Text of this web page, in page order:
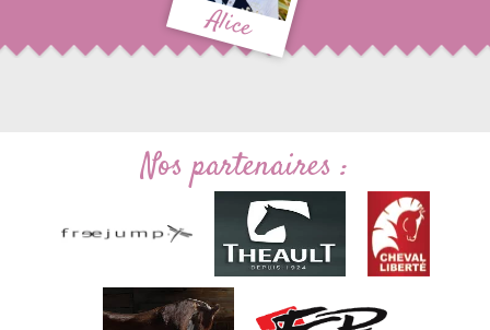
Alice
Nos partenaires :